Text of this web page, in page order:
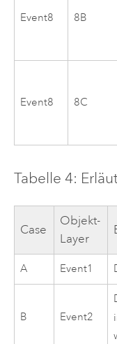
Event8 8B
Event8 8C
Tabelle 4:
Case
Objekt-
Layer
A Event1
B Event2